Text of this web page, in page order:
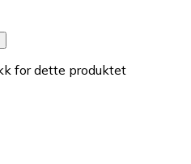
for dette produktet